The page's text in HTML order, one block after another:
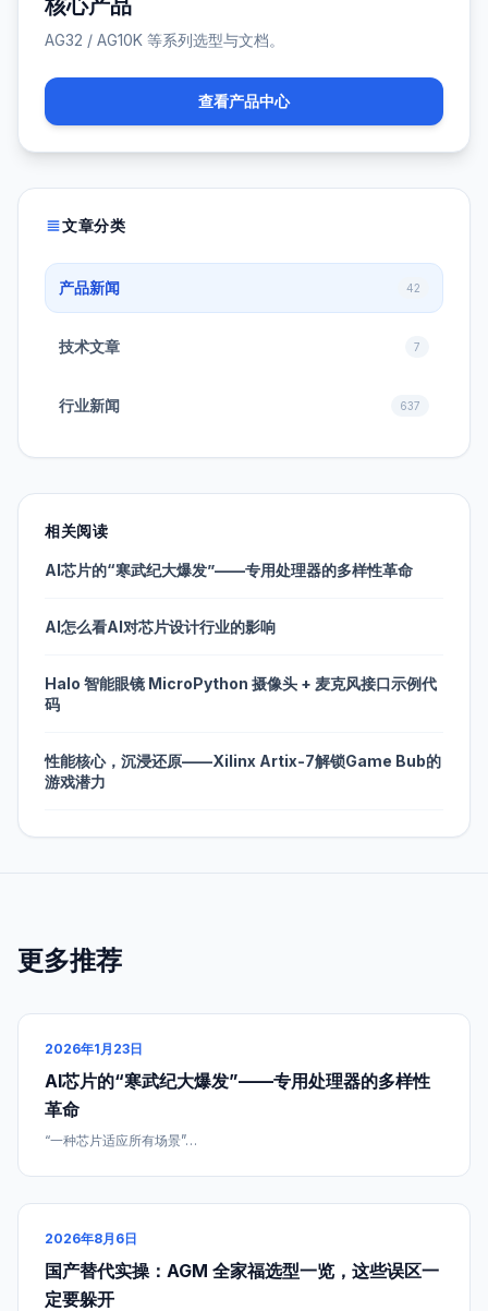
AG32 / AG10K 等系列选型与文档。
查看产品中心
文章分类
产品新闻 42
技术文章 7
行业新闻 637
相关阅读
AI芯片的“寒武纪大爆发”——专用处理器的多样性革命
AI怎么看AI对芯片设计行业的影响
Halo 智能眼镜 MicroPython 摄像头 + 麦克风接口示例代
码
性能核心，沉浸还原——Xilinx Artix-7解锁Game Bub的
游戏潜力
更多推荐
2026年1月23日
AI芯片的“寒武纪大爆发”——专用处理器的多样性
革命
“一种芯片适应所有场景”…
2026年8月6日
国产替代实操：AGM 全家福选型一览，这些误区一
定要躲开